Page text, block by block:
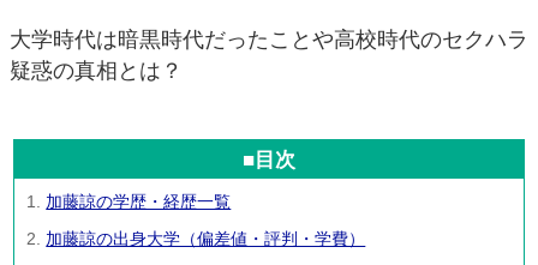
大学時代は暗黒時代だったことや高校時代のセクハラ
疑惑の真相とは？
■目次
加藤諒の学歴・経歴一覧
加藤諒の出身大学（偏差値・評判・学費）